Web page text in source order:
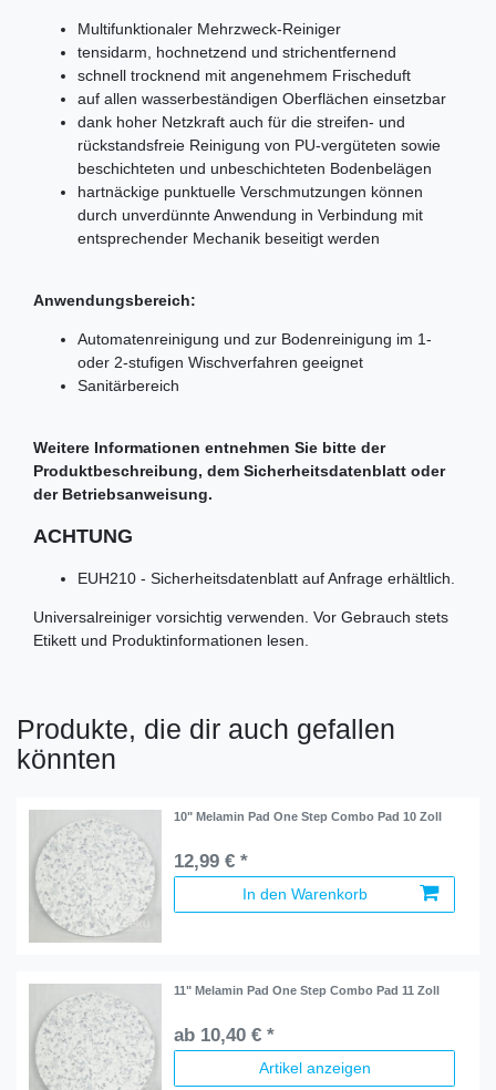
Multifunktionaler Mehrzweck-Reiniger
tensidarm, hochnetzend und strichentfernend
schnell trocknend mit angenehmem Frischeduft
auf allen wasserbeständigen Oberflächen einsetzbar
dank hoher Netzkraft auch für die streifen- und
rückstandsfreie Reinigung von PU-vergüteten sowie
beschichteten und unbeschichteten Bodenbelägen
hartnäckige punktuelle Verschmutzungen können
durch unverdünnte Anwendung in Verbindung mit
entsprechender Mechanik beseitigt werden
Anwendungsbereich:
Automatenreinigung und zur Bodenreinigung im 1-
oder 2-stufigen Wischverfahren geeignet
Sanitärbereich
Weitere Informationen entnehmen Sie bitte der
Produktbeschreibung, dem Sicherheitsdatenblatt oder
der Betriebsanweisung.
ACHTUNG
EUH210 - Sicherheitsdatenblatt auf Anfrage erhältlich.
Universalreiniger vorsichtig verwenden. Vor Gebrauch stets
Etikett und Produktinformationen lesen.
Produkte, die dir auch gefallen
könnten
10" Melamin Pad One Step Combo Pad 10 Zoll
12,99 € *
In den Warenkorb
11" Melamin Pad One Step Combo Pad 11 Zoll
ab 10,40 € *
Artikel anzeigen